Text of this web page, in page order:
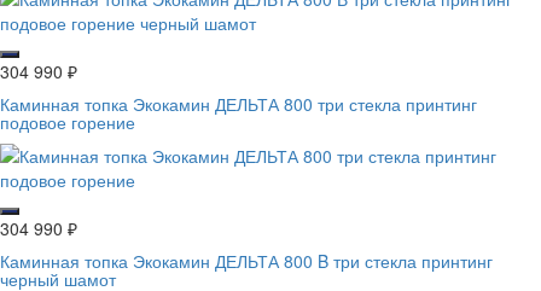
304 990 ₽
Каминная топка Экокамин ДЕЛЬТА 800 три стекла принтинг
подовое горение
304 990 ₽
Каминная топка Экокамин ДЕЛЬТА 800 B три стекла принтинг
черный шамот